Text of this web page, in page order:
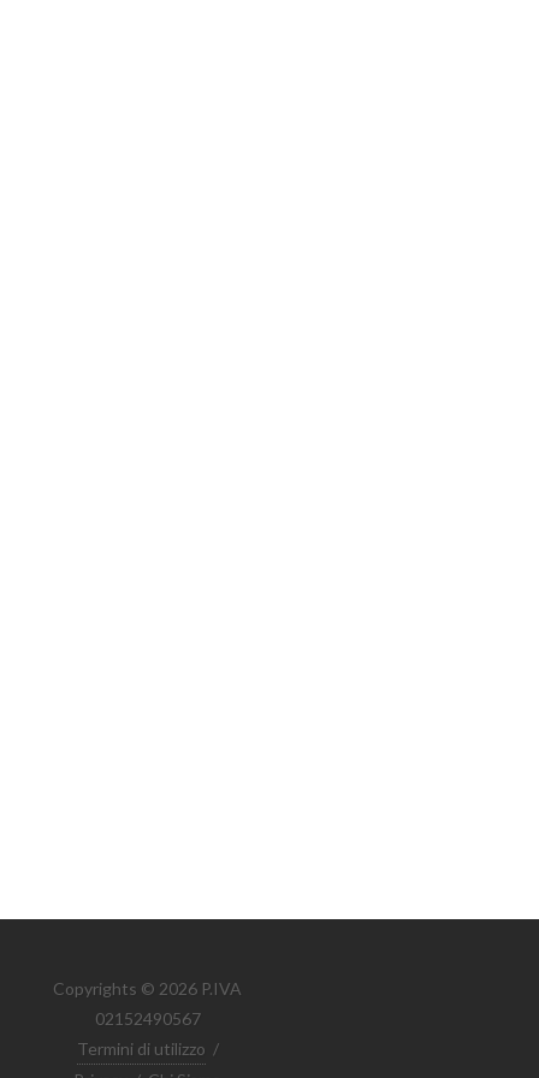
Copyrights © 2026 P.IVA
02152490567
Termini di utilizzo /